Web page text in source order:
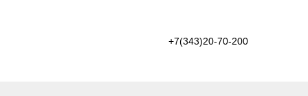
+7(343)20-70-200